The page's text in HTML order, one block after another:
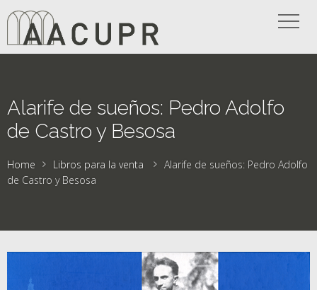
Alarife de sueños: Pedro Adolfo
de Castro y Besosa
Home Libros para la venta
Alarife de sueños: Pedro Adolfo
de Castro y Besosa